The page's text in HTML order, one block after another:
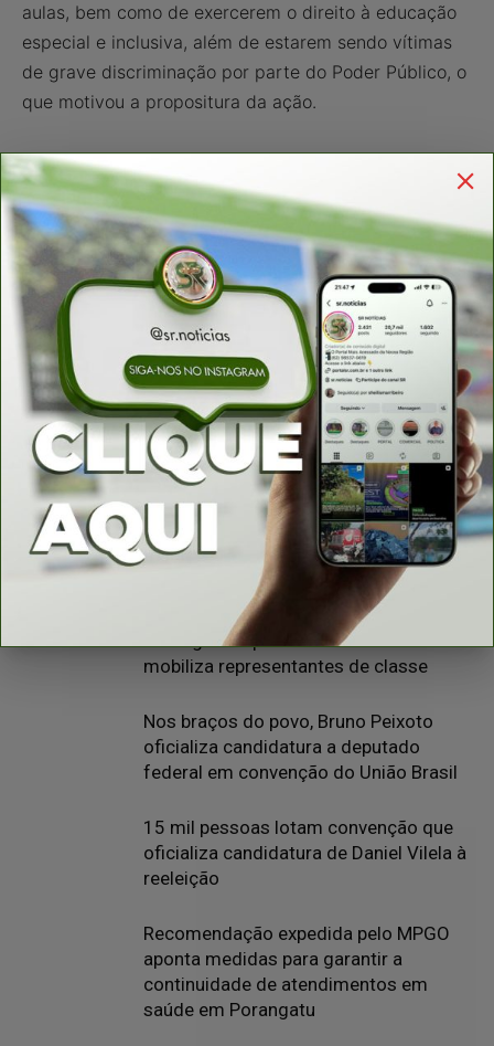
aulas, bem como de exercerem o direito à educação
especial e inclusiva, além de estarem sendo vítimas
de grave discriminação por parte do Poder Público, o
que motivou a propositura da ação.
E em nota a Prefeitura de Porangatu declarou que "a
ação civil proposta pelo MP está em segredo de
justiça, e a assessoria jurídica ainda não obteve
acesso", e finalizou dizendo que "a gestão da cidade
tem se esforçado muito para promover uma
educação mais inclusiva e adequada às necessidades
das pessoas com deficiência".
MATÉRIAS RELACIONADAS Mais do autor
Cancelamento da Cavalgada em
Porangatu expõe ainda mais rixa e
mobiliza representantes de classe
Nos braços do povo, Bruno Peixoto
oficializa candidatura a deputado
federal em convenção do União Brasil
15 mil pessoas lotam convenção que
oficializa candidatura de Daniel Vilela à
reeleição
Recomendação expedida pelo MPGO
aponta medidas para garantir a
continuidade de atendimentos em
saúde em Porangatu